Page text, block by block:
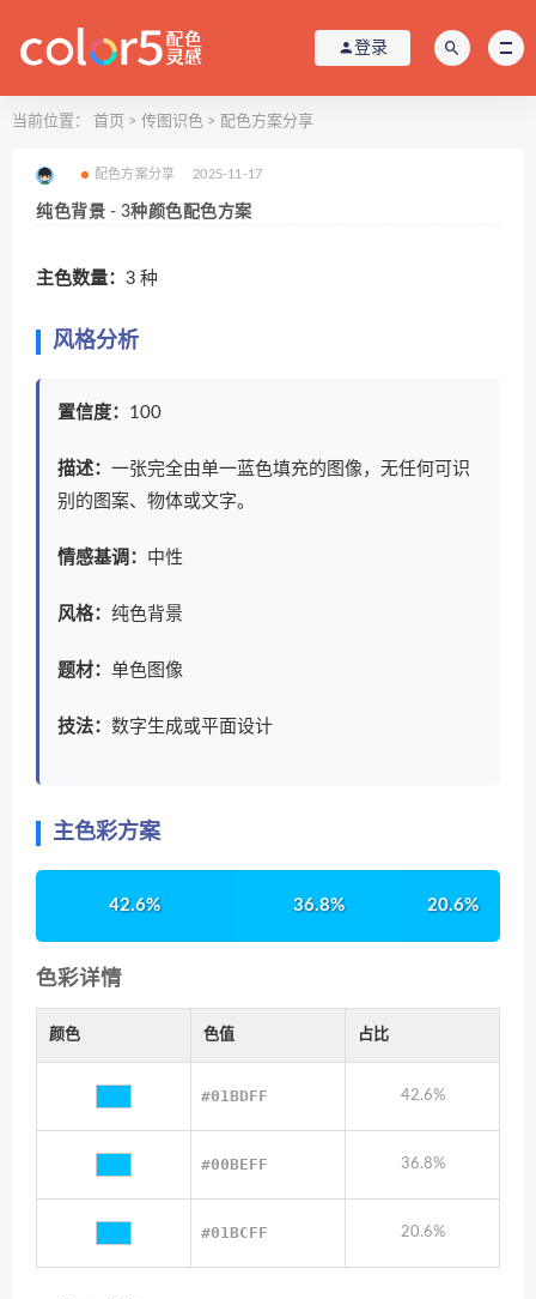
登录
当前位置： 首页 > 传图识色 > 配色方案分享
配色方案分享 2025-11-17
纯色背景 - 3种颜色配色方案
主色数量： 3 种
风格分析
置信度： 100
描述： 一张完全由单一蓝色填充的图像，无任何可识
别的图案、物体或文字。
情感基调： 中性
风格： 纯色背景
题材： 单色图像
技法： 数字生成或平面设计
主色彩方案
42.6% 36.8% 20.6%
色彩详情
颜色 色值 占比
#01BDFF 42.6%
#00BEFF 36.8%
#01BCFF 20.6%